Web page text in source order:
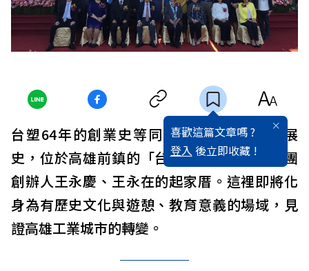
喜歡這篇文章嗎 ?
登入 後立即收藏 !
台塑64年的創業史等同台灣石化產業的發展
史，位於高雄前鎮的「台塑高雄廠」正是集團
創辦人王永慶、王永在的起家厝。這裡即將化
身為有歷史文化與遊憩、教育意義的場域，見
證高雄工業城市的轉變。